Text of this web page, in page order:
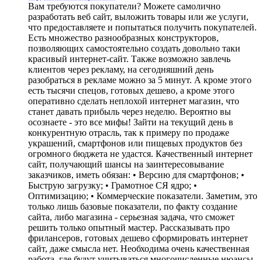
Вам требуются покупатели? Можете самолично
разработать веб сайт, выложить товары или же услуги,
что предоставляете и попытаться получить покупателей.
Есть множество разнообразных конструкторов,
позволяющих самостоятельно создать довольно таки
красивый интернет-сайт. Также возможно завлечь
клиентов через рекламу, на сегодняшний день
разобраться в рекламе можно за 5 минут. А кроме этого
есть тысячи спецов, готовых дешево, а кроме этого
оперативно сделать неплохой интернет магазин, что
станет давать прибыль через неделю. Вероятно вы
осознаете - это все мифы! Зайти на текущий день в
конкурентную отрасль, так к примеру по продаже
украшений, смартфонов или пищевых продуктов без
огромного бюджета не удастся. Качественный интернет
сайт, получающий шансы на заинтересовывание
заказчиков, иметь обязан: • Версию для смартфонов; •
Быструю загрузку; • Грамотное СЯ ядро; •
Оптимизацию; • Коммерческие показатели. Заметим, это
только лишь базовые показатели, по факту создание
сайта, либо магазина - серьезная задача, что сможет
решить только опытный мастер. Рассказывать про
фрилансеров, готовых дешево сформировать интернет
сайт, даже смысла нет. Необходима очень качественная